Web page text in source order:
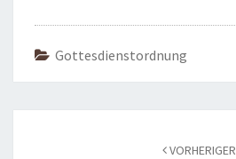
Gottesdienstordnung
VORHERIGER